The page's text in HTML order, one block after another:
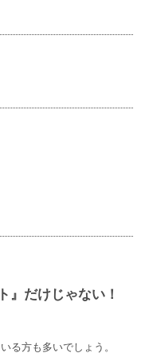
』だけじゃない！
る方も多いでしょう。